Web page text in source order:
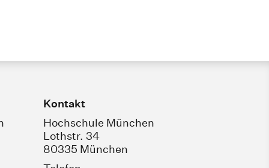
Kontakt
Hochschule München
Lothstr. 34
80335 München